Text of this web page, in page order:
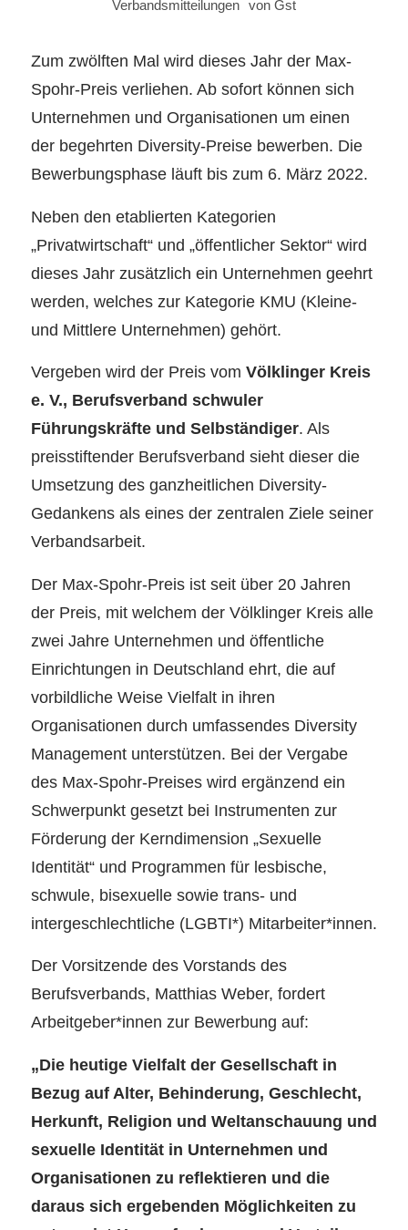
Verbandsmitteilungen von Gst
Zum zwölften Mal wird dieses Jahr der Max-
Spohr-Preis verliehen. Ab sofort können sich
Unternehmen und Organisationen um einen
der begehrten Diversity-Preise bewerben. Die
Bewerbungsphase läuft bis zum 6. März 2022.
Neben den etablierten Kategorien
„Privatwirtschaft“ und „öffentlicher Sektor“ wird
dieses Jahr zusätzlich ein Unternehmen geehrt
werden, welches zur Kategorie KMU (Kleine-
und Mittlere Unternehmen) gehört.
Vergeben wird der Preis vom Völklinger Kreis
e. V., Berufsverband schwuler
Führungskräfte und Selbständiger. Als
preisstiftender Berufsverband sieht dieser die
Umsetzung des ganzheitlichen Diversity-
Gedankens als eines der zentralen Ziele seiner
Verbandsarbeit.
Der Max-Spohr-Preis ist seit über 20 Jahren
der Preis, mit welchem der Völklinger Kreis alle
zwei Jahre Unternehmen und öffentliche
Einrichtungen in Deutschland ehrt, die auf
vorbildliche Weise Vielfalt in ihren
Organisationen durch umfassendes Diversity
Management unterstützen. Bei der Vergabe
des Max-Spohr-Preises wird ergänzend ein
Schwerpunkt gesetzt bei Instrumenten zur
Förderung der Kerndimension „Sexuelle
Identität“ und Programmen für lesbische,
schwule, bisexuelle sowie trans- und
intergeschlechtliche (LGBTI*) Mitarbeiter*innen.
Der Vorsitzende des Vorstands des
Berufsverbands, Matthias Weber, fordert
Arbeitgeber*innen zur Bewerbung auf:
„Die heutige Vielfalt der Gesellschaft in
Bezug auf Alter, Behinderung, Geschlecht,
Herkunft, Religion und Weltanschauung und
sexuelle Identität in Unternehmen und
Organisationen zu reflektieren und die
daraus sich ergebenden Möglichkeiten zu